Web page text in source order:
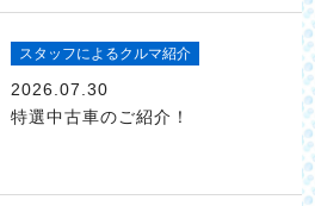
スタッフによるクルマ紹介
2026.07.30
特選中古車のご紹介！